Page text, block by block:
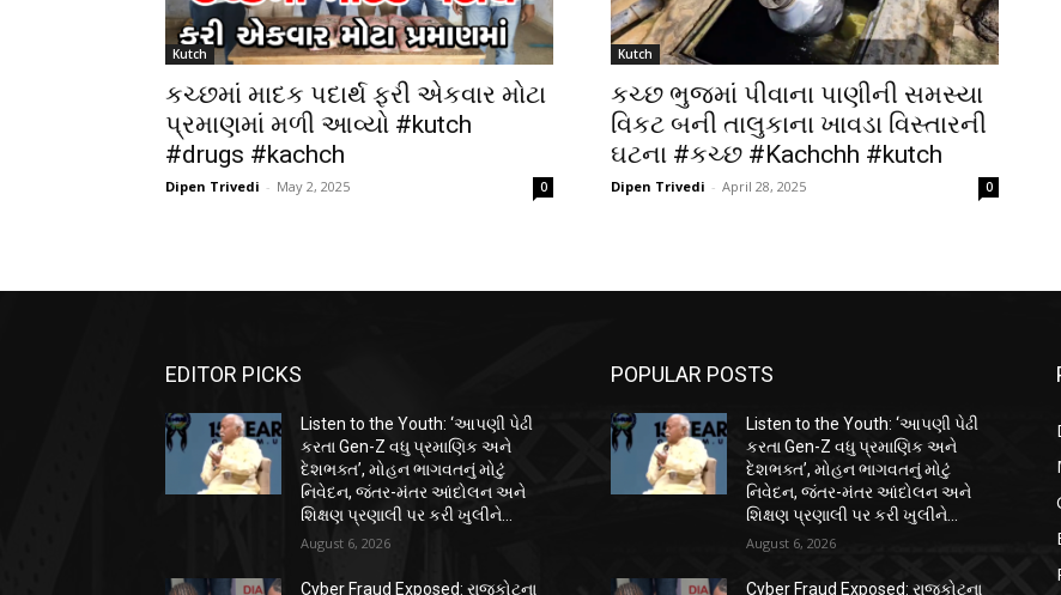
Kutch
કચ્છમાં માદક પદાર્થ ફરી એકવાર મોટા
પ્રમાણમાં મળી આવ્યો #kutch
#drugs #kachch
Dipen Trivedi - May 2, 2025 0
Kutch
કચ્છ ભુજમાં પીવાના પાણીની સમસ્યા
વિકટ બની તાલુકાના ખાવડા વિસ્તારની
ઘટના #કચ્છ #Kachchh #kutch
Dipen Trivedi - April 28, 2025 0
EDITOR PICKS
Listen to the Youth: ‘આપણી પેઢી
કરતા Gen-Z વધુ પ્રમાણિક અને
દેશભક્ત’, મોહન ભાગવતનું મોટું
નિવેદન, જંતર-મંતર આંદોલન અને
શિક્ષણ પ્રણાલી પર કરી ખુલીને...
August 6, 2026
Cyber Fraud Exposed: રાજકોટના
POPULAR POSTS
Listen to the Youth: ‘આપણી પેઢી
કરતા Gen-Z વધુ પ્રમાણિક અને
દેશભક્ત’, મોહન ભાગવતનું મોટું
નિવેદન, જંતર-મંતર આંદોલન અને
શિક્ષણ પ્રણાલી પર કરી ખુલીને...
August 6, 2026
Cyber Fraud Exposed: રાજકોટના